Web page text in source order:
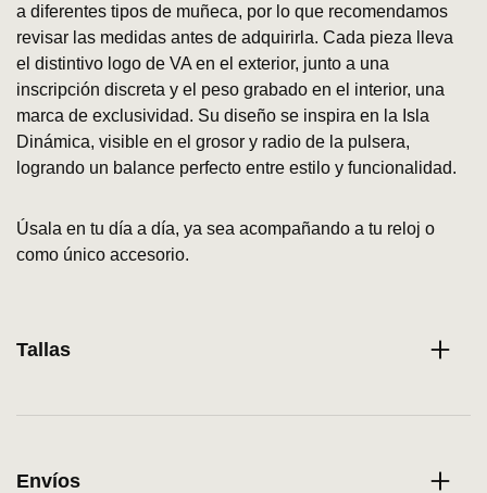
a diferentes tipos de muñeca, por lo que recomendamos
revisar las medidas antes de adquirirla. Cada pieza lleva
el distintivo logo de VA en el exterior, junto a una
inscripción discreta y el peso grabado en el interior, una
marca de exclusividad. Su diseño se inspira en la Isla
Dinámica, visible en el grosor y radio de la pulsera,
logrando un balance perfecto entre estilo y funcionalidad.
Úsala en tu día a día, ya sea acompañando a tu reloj o
como único accesorio.
Tallas
Envíos